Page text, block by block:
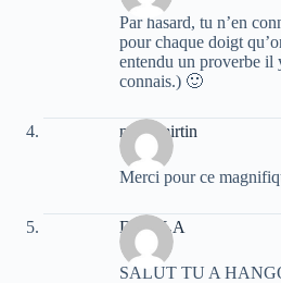
Par hasard, tu n’en
pour chaque doigt
entendu un proverbe il
connais.) 🙂
mariamirtin
Merci pour ce
DAVILA
SALUT TU A